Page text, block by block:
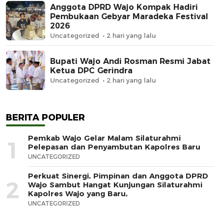
Anggota DPRD Wajo Kompak Hadiri
Pembukaan Gebyar Maradeka Festival
2026
Uncategorized 2 hari yang lalu
Bupati Wajo Andi Rosman Resmi Jabat
Ketua DPC Gerindra
Uncategorized 2 hari yang lalu
BERITA POPULER
1
Pemkab Wajo Gelar Malam Silaturahmi
Pelepasan dan Penyambutan Kapolres Baru
UNCATEGORIZED
2
Perkuat Sinergi, Pimpinan dan Anggota DPRD
Wajo Sambut Hangat Kunjungan Silaturahmi
Kapolres Wajo yang Baru,
UNCATEGORIZED